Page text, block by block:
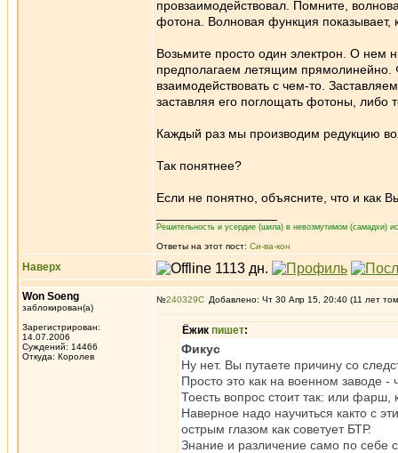
провзаимодействовал. Помните,
фотона. Волновая функция
Возьмите просто один электрон. О нем
предполагаем летящим прямолинейно.
взаимодействовать с чем-то.
заставляя его поглощать фотоны,
Каждый раз мы производим редукцию
Так понятнее?
Если не понятно, объясните, что и как
Решительность и усердие (шила) в невозмутимом (самадхи)
Ответы на этот пост: Си-ва-кон
Наверх
Won Soeng
заблокирован(а)
Зарегистрирован:
14.07.2006
Суждений: 14466
Откуда: Королев
№240329 Добавлено: Чт 30 Апр 15, 20:40 (11 лет
Ёжик пишет:
Фикус
Ну нет. Вы путаете причину со
Просто это как на военном заводе
Тоесть вопрос стоит так: или
Наверное надо научиться както с
острым глазом как советует БТР.
Знание и различение само по себе